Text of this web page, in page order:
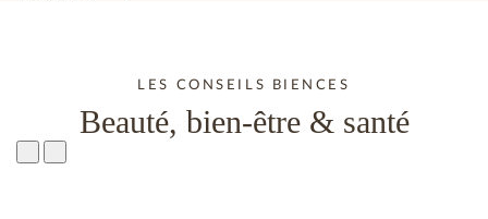
LES CONSEILS BIENCES
Beauté, bien-être & santé